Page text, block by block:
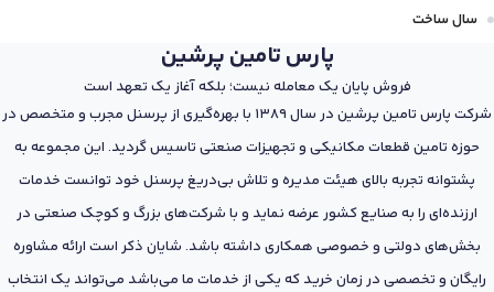
سال ساخت
پارس تامین پرشین
فروش پایان یک معامله نیست؛ بلکه آغاز یک تعهد است
شرکت پارس تامین پرشین در سال 1389 با بهره‌گیری از پرسنل مجرب و متخصص در
حوزه تامین قطعات مکانیکی و تجهیزات صنعتی تاسیس گردید. این مجموعه به
پشتوانه تجربه بالای هیئت مدیره و تلاش بی‌دریغ پرسنل خود توانست خدمات
ارزنده‌ای را به صنایع کشور عرضه نماید و با شرکت‌های بزرگ و کوچک صنعتی در
بخش‌های دولتی و خصوصی همکاری داشته باشد. شایان ذکر است ارائه مشاوره
رایگان و تخصصی در زمان خرید که یکی از خدمات ما می‌باشد می‌تواند یک انتخاب